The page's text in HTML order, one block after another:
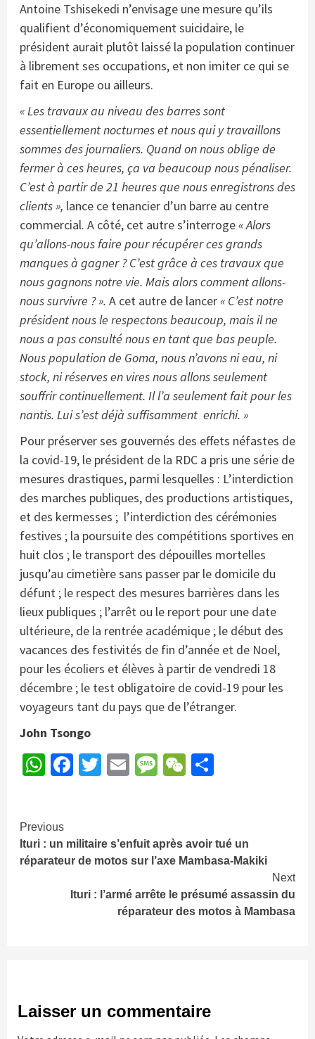
Antoine Tshisekedi n’envisage une mesure qu’ils
qualifient d’économiquement suicidaire, le
président aurait plutôt laissé la population continuer
à librement ses occupations, et non imiter ce qui se
fait en Europe ou ailleurs.
« Les travaux au niveau des barres sont
essentiellement nocturnes et nous qui y travaillons
sommes des journaliers. Quand on nous oblige de
fermer à ces heures, ça va beaucoup nous pénaliser.
C’est à partir de 21 heures que nous enregistrons des
clients », lance ce tenancier d’un barre au centre
commercial. A côté, cet autre s’interroge« Alors
qu’allons-nous faire pour récupérer ces grands
manques à gagner ? C’est grâce à ces travaux que
nous gagnons notre vie. Mais alors comment allons-
nous survivre ? ». A cet autre de lancer« C’est notre
président nous le respectons beaucoup, mais il ne
nous a pas consulté nous en tant que bas peuple.
Nous population de Goma, nous n’avons ni eau, ni
stock, ni réserves en vires nous allons seulement
souffrir continuellement. Il l’a seulement fait pour les
nantis. Lui s’est déjà suffisamment enrichi. »
Pour préserver ses gouvernés des effets néfastes de
la covid-19, le président de la RDC a pris une série de
mesures drastiques, parmi lesquelles : L’interdiction
des marches publiques, des productions artistiques,
et des kermesses ; l’interdiction des cérémonies
festives ; la poursuite des compétitions sportives en
huit clos ; le transport des dépouilles mortelles
jusqu’au cimetière sans passer par le domicile du
défunt ; le respect des mesures barrières dans les
lieux publiques ; l’arrêt ou le report pour une date
ultérieure, de la rentrée académique ; le début des
vacances des festivités de fin d’année et de Noel,
pour les écoliers et élèves à partir de vendredi 18
décembre ; le test obligatoire de covid-19 pour les
voyageurs tant du pays que de l’étranger.
John Tsongo
WhatsApp
Facebook
Twitter
EmailMessage
WeChat
Continue
Reading
Previous
Ituri : un militaire s’enfuit après avoir tué un
réparateur de motos sur l’axe Mambasa-Makiki
Next
Ituri : l’armé arrête le présumé assassin du
réparateur des motos à Mambasa
Laisser un commentaire